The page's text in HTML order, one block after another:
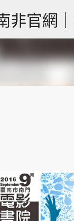
跳到主要內容
非官網